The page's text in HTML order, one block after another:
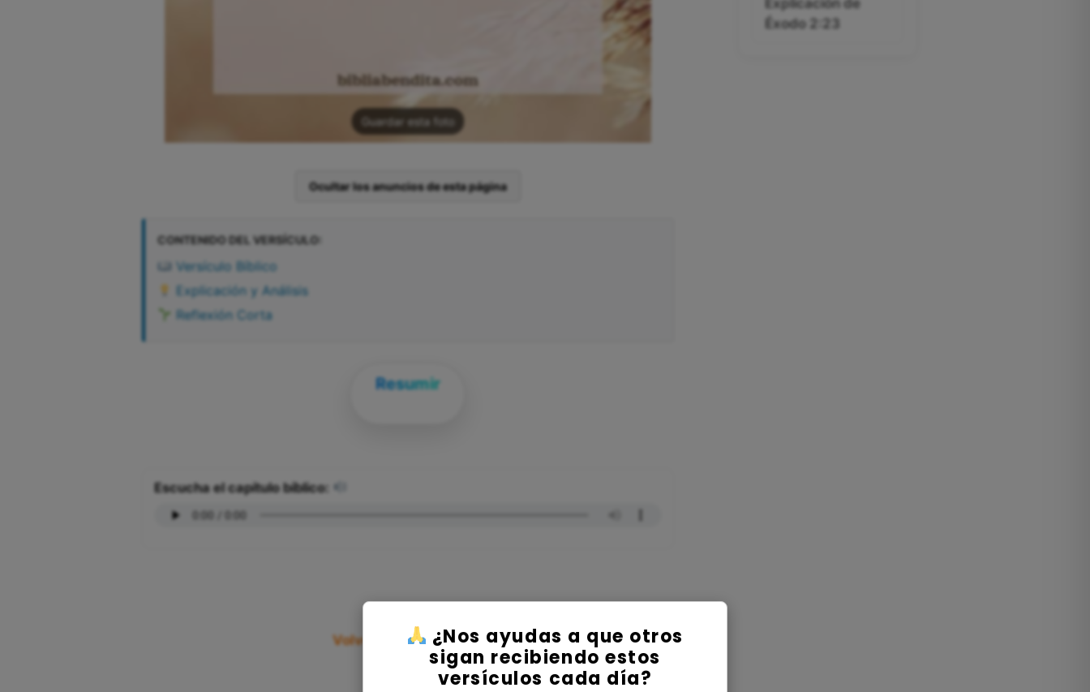
Guardar esta foto
Ocultar los anuncios de esta página
CONTENIDO DEL VERSÍCULO:
Versículo Bíblico
Explicación y Análisis
Reflexión Corta
Resumir
Escucha el capítulo bíblico:
Volver al Libro Salmos
Éxodo 2:23
¿Nos ayudas a que otros
sigan recibiendo estos
versículos cada día?